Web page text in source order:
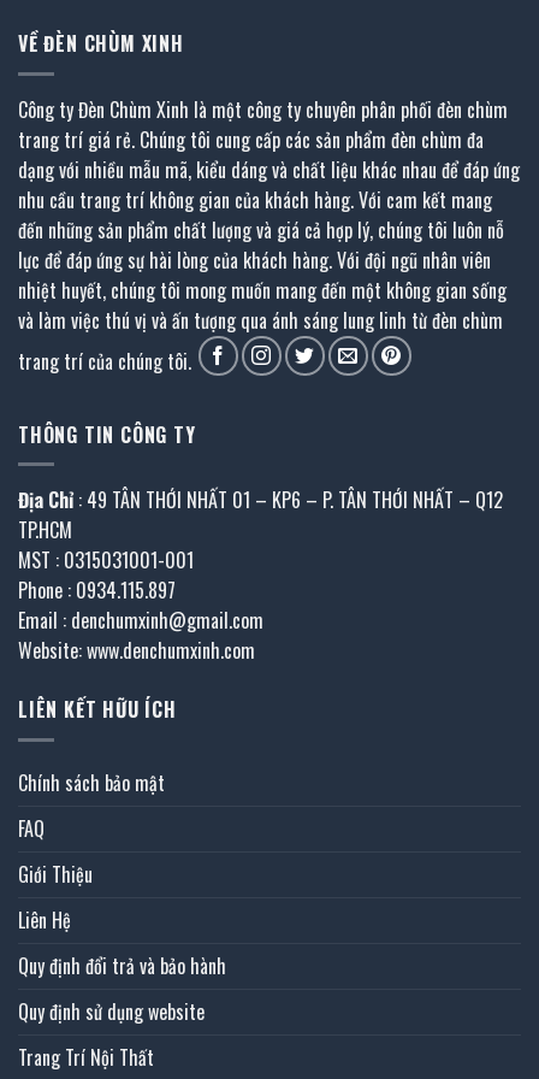
VỀ ĐÈN CHÙM XINH
Công ty Đèn Chùm Xinh là một công ty chuyên phân phối đèn chùm
trang trí giá rẻ. Chúng tôi cung cấp các sản phẩm đèn chùm đa
dạng với nhiều mẫu mã, kiểu dáng và chất liệu khác nhau để đáp ứng
nhu cầu trang trí không gian của khách hàng. Với cam kết mang
đến những sản phẩm chất lượng và giá cả hợp lý, chúng tôi luôn nỗ
lực để đáp ứng sự hài lòng của khách hàng. Với đội ngũ nhân viên
nhiệt huyết, chúng tôi mong muốn mang đến một không gian sống
và làm việc thú vị và ấn tượng qua ánh sáng lung linh từ đèn chùm
trang trí của chúng tôi.
THÔNG TIN CÔNG TY
Địa Chỉ : 49 TÂN THỚI NHẤT 01 – KP6 – P. TÂN THỚI NHẤT – Q12
TP.HCM
MST : 0315031001-001
Phone : 0934.115.897
Email : denchumxinh@gmail.com
Website: www.denchumxinh.com
LIÊN KẾT HỮU ÍCH
Chính sách bảo mật
FAQ
Giới Thiệu
Liên Hệ
Quy định đổi trả và bảo hành
Quy định sử dụng website
Trang Trí Nội Thất